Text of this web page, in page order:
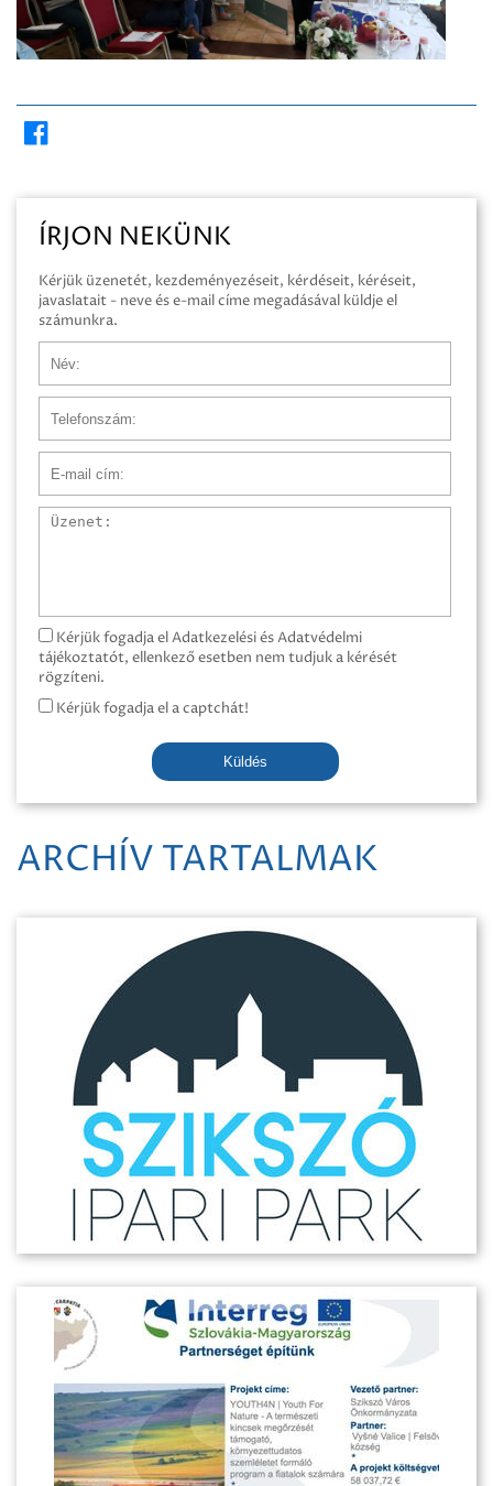
ÍRJON NEKÜNK
Kérjük üzenetét, kezdeményezéseit, kérdéseit, kéréseit,
javaslatait - neve és e-mail címe megadásával küldje el
számunkra.
Üzenet
Kérjük fogadja el Adatkezelési és Adatvédelmi
tájékoztatót, ellenkező esetben nem tudjuk a kérését
rögzíteni.
Kérjük fogadja el a captchát!
Küldés
ARCHÍV TARTALMAK